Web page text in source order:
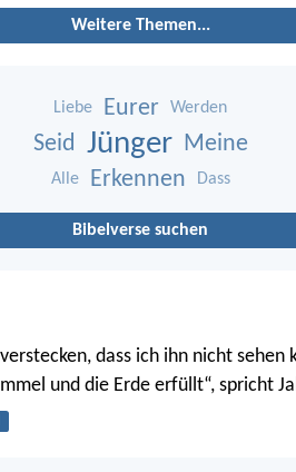
Weitere Themen...
Liebe Eurer Werden
Seid Jünger Meine
Alle Erkennen Dass
Bibelverse suchen
dass ich ihn nicht sehen
und die Erde erfüllt“, spricht